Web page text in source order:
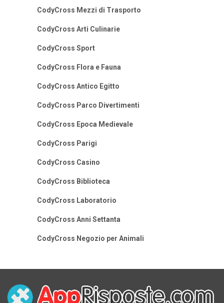
CodyCross Mezzi di Trasporto
CodyCross Arti Culinarie
CodyCross Sport
CodyCross Flora e Fauna
CodyCross Antico Egitto
CodyCross Parco Divertimenti
CodyCross Epoca Medievale
CodyCross Parigi
CodyCross Casino
CodyCross Biblioteca
CodyCross Laboratorio
CodyCross Anni Settanta
CodyCross Negozio per Animali